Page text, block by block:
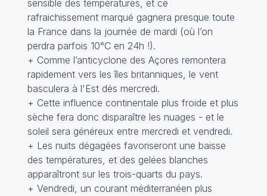
sensible des températures, et ce
rafraichissement marqué gagnera presque toute
la France dans la journée de mardi (où l’on
perdra parfois 10°C en 24h !).
+ Comme l’anticyclone des Açores remontera
rapidement vers les îles britanniques, le vent
basculera à l'Est dés mercredi.
+ Cette influence continentale plus froide et plus
sèche fera donc disparaître les nuages - et le
soleil sera généreux entre mercredi et vendredi.
+ Les nuits dégagées favoriseront une baisse
des températures, et des gelées blanches
apparaîtront sur les trois-quarts du pays.
+ Vendredi, un courant méditerranéen plus